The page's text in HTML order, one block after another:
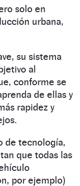
solo en
urbana,
su sistema
al
conforme se
de ellas y
rapidez y
de tecnología,
que todas las
por ejemplo)